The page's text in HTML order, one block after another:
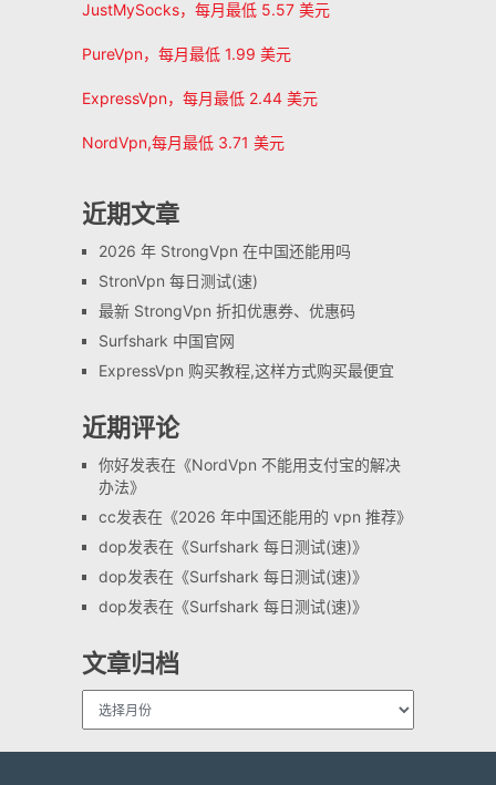
JustMySocks，每月最低 5.57 美元
PureVpn，每月最低 1.99 美元
ExpressVpn，每月最低 2.44 美元
NordVpn,每月最低 3.71 美元
近期文章
2026 年 StrongVpn 在中国还能用吗
StronVpn 每日测试(速)
最新 StrongVpn 折扣优惠券、优惠码
Surfshark 中国官网
ExpressVpn 购买教程,这样方式购买最便宜
近期评论
你好发表在《NordVpn 不能用支付宝的解决
办法》
cc发表在《2026 年中国还能用的 vpn 推荐》
dop发表在《Surfshark 每日测试(速)》
dop发表在《Surfshark 每日测试(速)》
dop发表在《Surfshark 每日测试(速)》
文章归档